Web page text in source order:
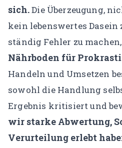
sich.Die Überzeugung,
kein lebenswertes Dasein
ständig Fehler zu
Nährboden für
Handeln und Umsetzen
sowohl die Handlung
Ergebnis kritisiert und
wir starke Abwertung,
Verurteilung erlebt